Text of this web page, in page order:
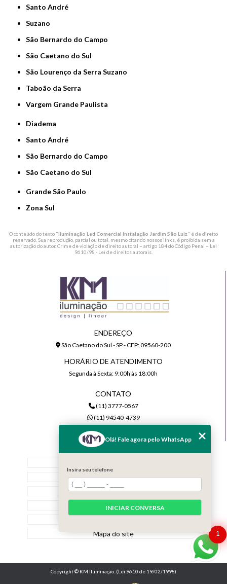
Santo André
Suzano
São Bernardo do Campo
São Caetano do Sul
São Lourenço da Serra Suzano
Taboão da Serra
Vargem Grande Paulista
Diadema
Santo André
São Bernardo do Campo
São Caetano do Sul
Grande São Paulo
Zona Sul
O conteúdo do texto "Iluminação Led Comercial Instalação Jardim São Luiz" é de direito
reservado. Sua reprodução, parcial ou total, mesmo citando nossos links, é proibida sem a
autorização do autor. Crime de violação de direito autoral – artigo 184 do Código Penal – Lei
9610/98 - Lei de direitos autorais
ENDEREÇO
São Caetano do Sul - SP - CEP: 09560-200
HORÁRIO DE ATENDIMENTO
Segunda à Sexta: 9:00h às 18:00h
CONTATO
(11) 3777-0567
(11) 94540-4739
Quem Somos
Serviços
Contato
Mapa do site
Copyright © KM Iluminação. (Lei 9610 de 19/02/1998)
1
Olá! Fale agora pelo WhatsApp
Insira seu telefone
INICIAR CONVERSA